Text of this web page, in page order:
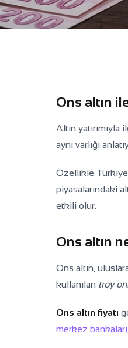
Ons altın
Altın
aynı varlığı
Özellikle
piyasalarındaki
etkili olur.
Ons altın
Ons altın,
kullanılan troy
Ons altın fiyatı
merkez bankaları